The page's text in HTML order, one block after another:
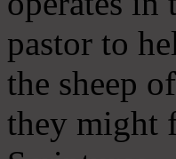
pastor to
the sheep
they might